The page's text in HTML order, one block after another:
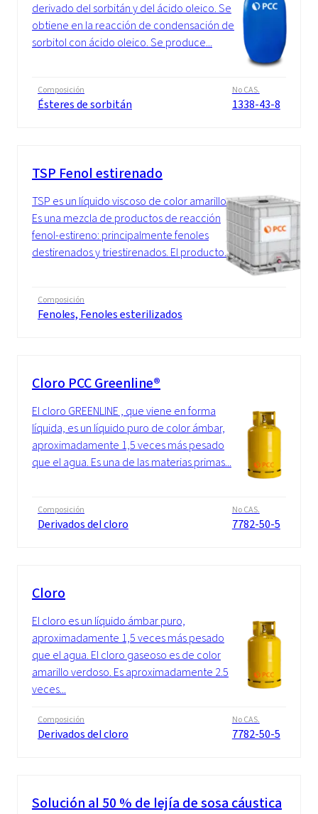
derivado del sorbitán y del ácido oleico. Se
obtiene en la reacción de condensación de
sorbitol con ácido oleico. Se produce...
Composición
Ésteres de sorbitán
No CAS.
1338-43-8
TSP Fenol estirenado
TSP es un líquido viscoso de color amarillo.
Es una mezcla de productos de reacción
fenol-estireno: principalmente fenoles
destirenados y triestirenados. El producto...
Composición
Fenoles, Fenoles esterilizados
Cloro PCC Greenline®
El cloro GREENLINE , que viene en forma
líquida, es un líquido puro de color ámbar,
aproximadamente 1,5 veces más pesado
que el agua. Es una de las materias primas...
Composición
Derivados del cloro
No CAS.
7782-50-5
Cloro
El cloro es un líquido ámbar puro,
aproximadamente 1,5 veces más pesado
que el agua. El cloro gaseoso es de color
amarillo verdoso. Es aproximadamente 2.5
veces...
Composición
Derivados del cloro
No CAS.
7782-50-5
Solución al 50 % de lejía de sosa cáustica